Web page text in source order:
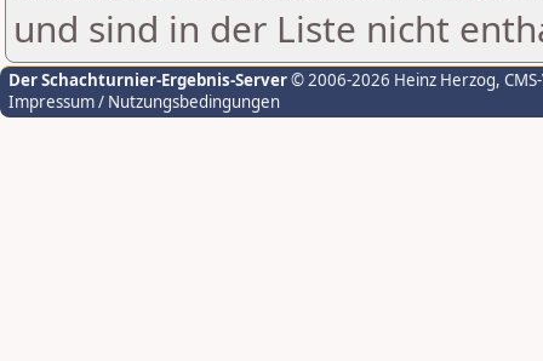
und sind in der Liste nicht
Der Schachturnier-Ergebnis-Server© 2006-2026 Heinz Herzog,
Impressum / Nutzungsbedingungen